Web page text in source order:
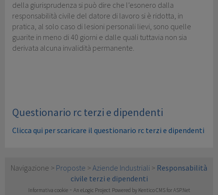
della giurisprudenza si può dire che l’esonero dalla
responsabilità civile del datore di lavoro si è ridotta, in
pratica, al solo caso di lesioni personali lievi, sono quelle
guarite in meno di 40 giorni e dalle quali tuttavia non sia
derivata alcuna invalidità permanente.
Questionario rc terzi e dipendenti
Clicca qui per scaricare il questionario rc terzi e dipendenti
Navigazione > Proposte >Aziende Industriali > Responsabilità
civile terzi e dipendenti
Informativa cookie- An eLogic Project Powered by Kentico CMS for ASP.Net